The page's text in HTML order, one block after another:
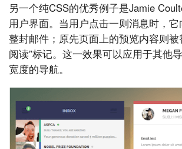
另一个纯CSS的优秀例子是Jamie
用户界面。当用户点击一则消息时，
整封邮件；原先页面上的预览内容则被
阅读”标记。这一效果可以应用于其他
宽度的导航。